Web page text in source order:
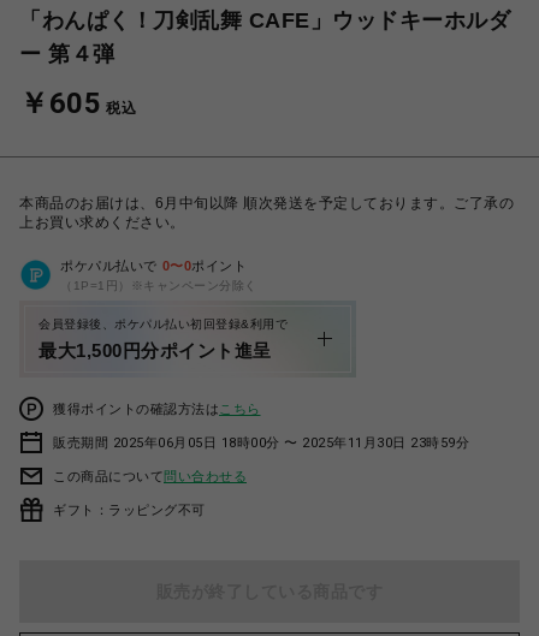
「わんぱく！刀剣乱舞 CAFE」ウッドキーホルダ
ー 第４弾
￥605 税込
本商品のお届けは、6月中旬以降 順次発送を予定しております。ご了承の
上お買い求めください。
ポケパル払いで 0〜0ポイント
（1P=1円）※キャンペーン分除く
会員登録後、ポケパル払い初回登録&利用で
最大1,500円分ポイント進呈
獲得ポイントの確認方法は こちら
販売期間 2025年06月05日 18時00分 〜 2025年11月30日 23時59分
この商品について問い合わせる
ギフト：ラッピング不可